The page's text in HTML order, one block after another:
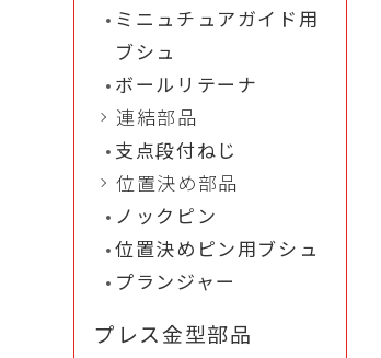
ミニュチュアガイド用
ブシュ
ボールリテーナ
連結部品
支点段付ねじ
位置決め部品
ノックピン
位置決めピン用ブシュ
プランジャー
プレス金型部品